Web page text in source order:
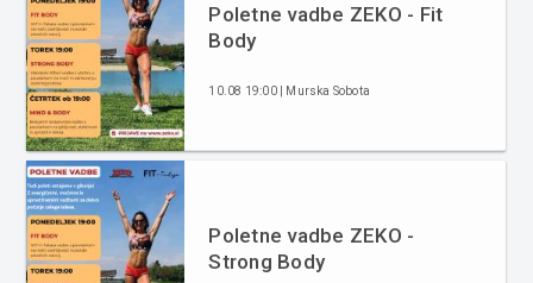
Poletne vadbe ZEKO - Fit
Body
10.08 19:00 | Murska Sobota
Poletne vadbe ZEKO -
Strong Body